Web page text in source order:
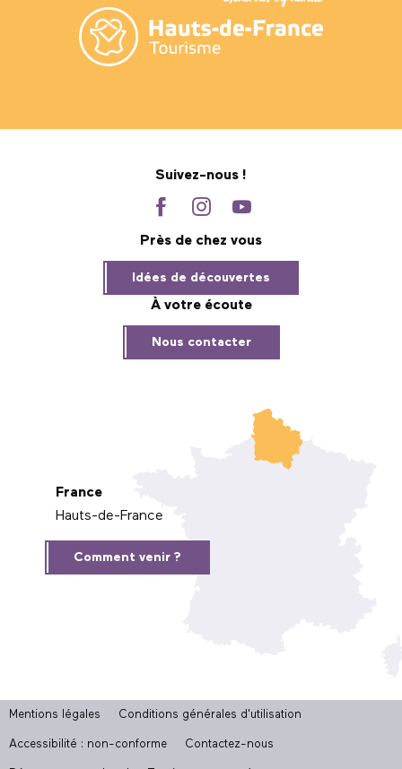
Suivez-nous !
Près de chez vous
Idées de découvertes
À votre écoute
Nous contacter
France
Hauts-de-France
Comment venir ?
Mentions légales Conditions générales d'utilisation
Accessibilité : non-conforme Contactez-nous